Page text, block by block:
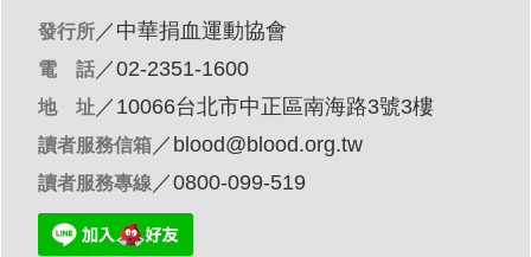
發行所 ／ 中華捐血運動協會
電 話 ／02-2351-1600
地 址 ／10066台北市中正區南海路3號3樓
讀者服務信箱 ／ blood@blood.org.tw
讀者服務專線 ／0800-099-519